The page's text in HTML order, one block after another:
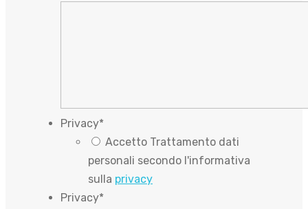
Privacy*
Accetto Trattamento dati
personali secondo l'informativa
sulla privacy
Privacy*